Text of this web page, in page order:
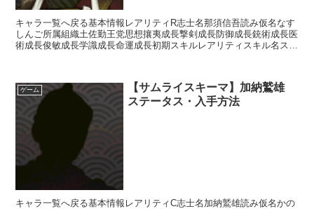
キャラ一覧へ戻る基本情報レアリティR志士名那須信吾読み仮名なす
しんご所属組織土佐勤王党思想攘夷成長撃剣成長防御成長銃術成長医
術成長俊敏成長学識成長命運成長初期スキルレアリティスキル名スキ
ゲーム
【サムライスキーマ】加納鷲雄
ステータス・入手方法
キャラ一覧へ戻る基本情報レアリティC志士名加納鷲雄読み仮名かの